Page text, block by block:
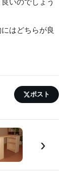
いのでしょう
はどちらが良
ポスト
›